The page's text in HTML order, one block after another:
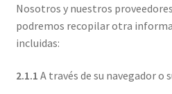
Nosotros y nuestros
podremos recopilar otra
incluidas:
2.1.1 A través de su navegador o